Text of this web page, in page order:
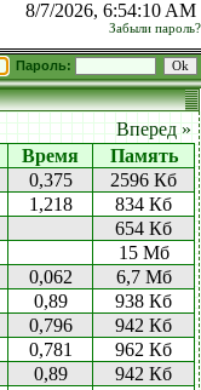
8/7/2026, 6:54:10 AM
Забыли пароль?
Пароль:
Вперед »
Время
Память
0,375
2596 Кб
1,218
834 Кб
654 Кб
15 Мб
0,062
6,7 Мб
0,89
938 Кб
0,796
942 Кб
0,781
962 Кб
0,89
942 Кб